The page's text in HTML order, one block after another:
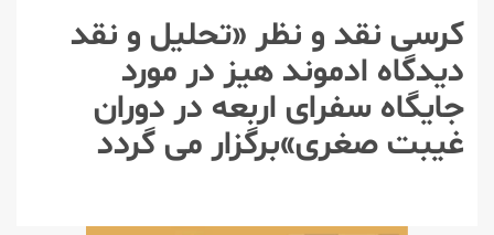
کرسی نقد و نظر «تحلیل و نقد
دیدگاه ادموند هیز در مورد
جایگاه سفرای اربعه در دوران
غیبت صغری»برگزار می گردد